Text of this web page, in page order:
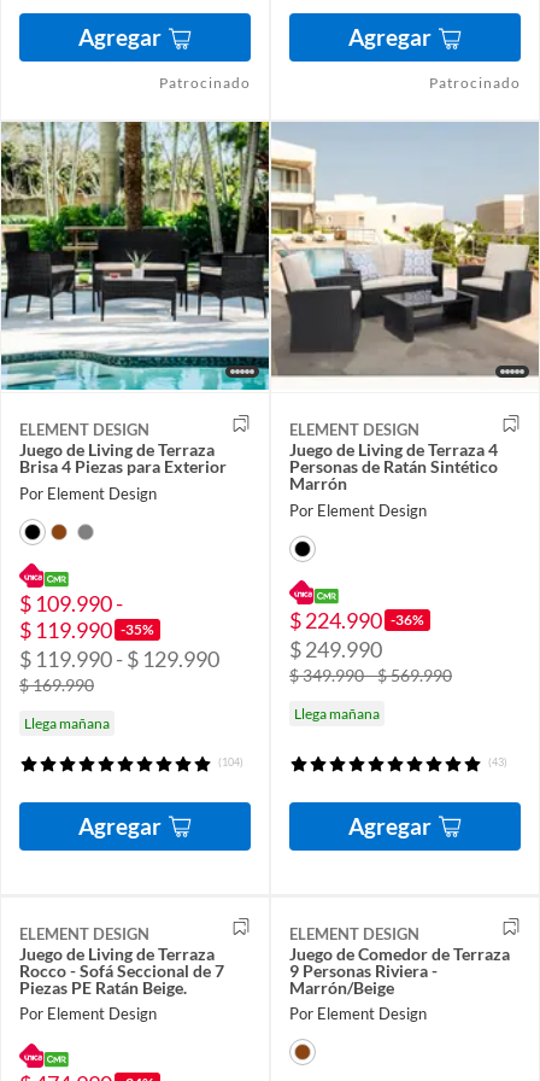
Agregar
Patrocinado
Agregar
Patrocinado
ELEMENT DESIGN
Juego de Living de Terraza
Brisa 4 Piezas para Exterior
Por Element Design
$ 109.990 -
$ 119.990 -35%
$ 119.990 - $ 129.990
$ 169.990
Llega mañana
(104)
Agregar
ELEMENT DESIGN
Juego de Living de Terraza 4
Personas de Ratán Sintético
Marrón
Por Element Design
$ 224.990 -36%
$ 249.990
$ 349.990 - $ 569.990
Llega mañana
(43)
Agregar
ELEMENT DESIGN
Juego de Living de Terraza
Rocco - Sofá Seccional de 7
Piezas PE Ratán Beige.
Por Element Design
ELEMENT DESIGN
Juego de Comedor de Terraza
9 Personas Riviera -
Marrón/Beige
Por Element Design